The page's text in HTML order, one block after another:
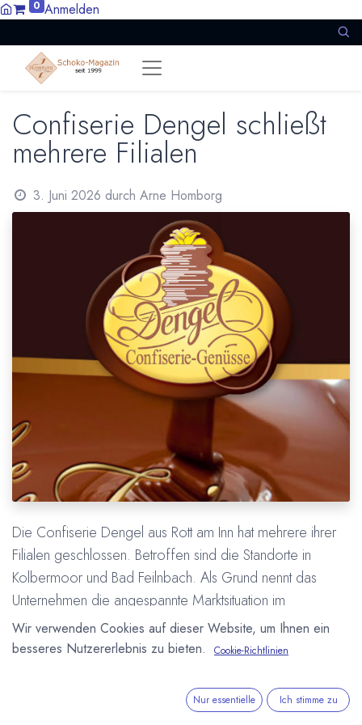
0 Anmelden
Confiserie Dengel schließt
mehrere Filialen
3. Juni 2026 durch Arne Homborg
Die Confiserie Dengel aus Rott am Inn hat mehrere ihrer
Filialen geschlossen. Betroffen sind die Standorte in
Kolbermoor und Bad Feilnbach. Als Grund nennt das
Unternehmen die angespannte Marktsituation im
Schokoladen- und Kakaogeschäft. Das Unternehmen soll
aber an den verbleibenden Standorten unverändert
Konzentration auf das Confiserie-Geschäft und das Bean
to Bar Schokoladengeschäft, sowie das Rohstoffgeschäft
Wir verwenden Cookies auf dieser Website, um Ihnen ein
besseres Nutzererlebnis zu bieten.
Cookie-Richtlinien
Nur essentielle Ich stimme zu